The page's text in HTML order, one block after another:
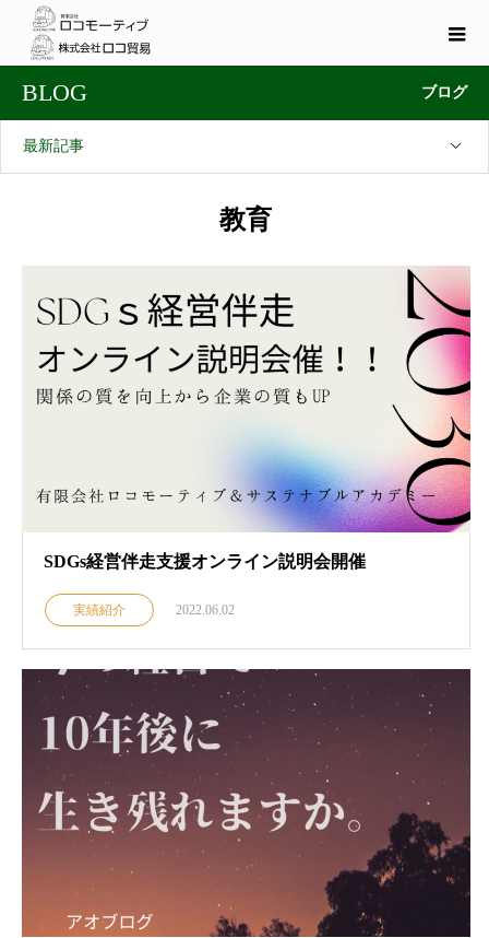
BLOG ブログ
最新記事
教育
SDGs経営伴走支援オンライン説明会開催
実績紹介 2022.06.02